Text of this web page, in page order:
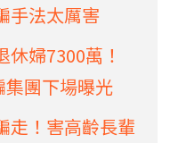
手法太厲害
休婦7300萬！
團下場曝光
走！害高齡長輩